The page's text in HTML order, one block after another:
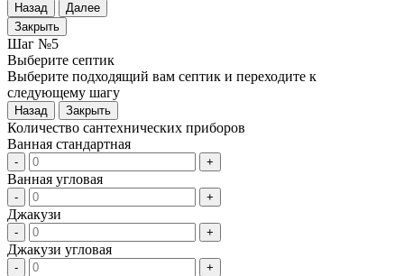
Назад
Далее
Закрыть
Шаг №5
Выберите септик
Выберите подходящий вам септик и переходите к
следующему шагу
Назад Закрыть
Количество сантехнических приборов
Ванная стандартная
- +
Ванная угловая
- +
Джакузи
- +
Джакузи угловая
- +